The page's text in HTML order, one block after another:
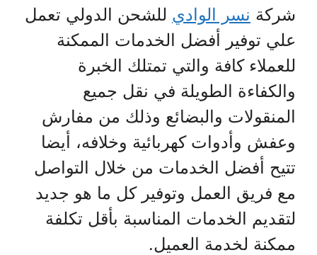
شركة نسر الوادي للشحن الدولي تعمل
علي توفير أفضل الخدمات الممكنة
للعملاء كافة والتي تمتلك الخبرة
والكفاءة الطويلة في نقل جميع
المنقولات والبضائع وذلك من مفارش
وعفش وأدوات كهربائية وخلافه، أيضا
تتيح أفضل الخدمات من خلال التواصل
مع فريق العمل وتوفير كل ما هو جديد
لتقديم الخدمات المناسبة بأقل تكلفة
ممكنة لخدمة العميل.